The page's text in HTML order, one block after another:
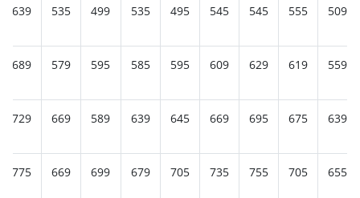
639 535 499 535 495 545 545 555 509
689 579 595 585 595 609 629 619 559
729 669 589 639 645 669 695 675 639
775 669 699 679 705 735 755 705 655